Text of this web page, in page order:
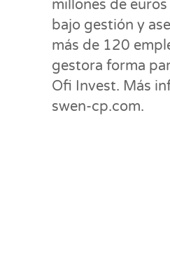
millones de
bajo gestión y
más de 120
gestora forma
Ofi Invest. Más
swen-cp.com.